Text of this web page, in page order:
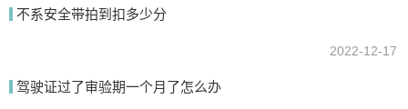
不系安全带拍到扣多少分
2022-12-17
驾驶证过了审验期一个月了怎么办